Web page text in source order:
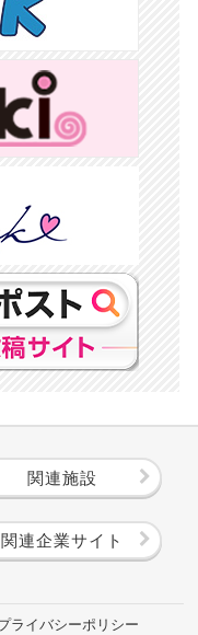
関連施設
関連企業サイト
ライバシーポリシー